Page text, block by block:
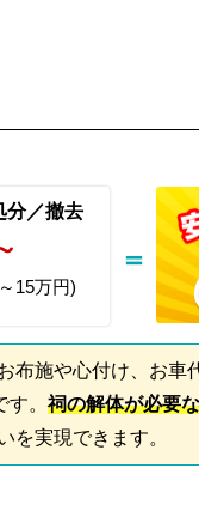
分／撤去
15万円)
布施や心付け、お車
す。 祠の解体が必要
を実現できます。